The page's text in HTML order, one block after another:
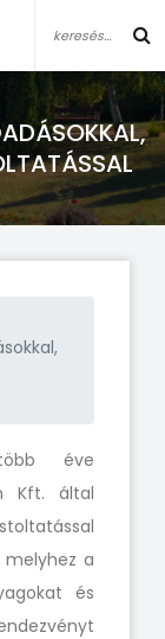
éve
Kft. által
a
és